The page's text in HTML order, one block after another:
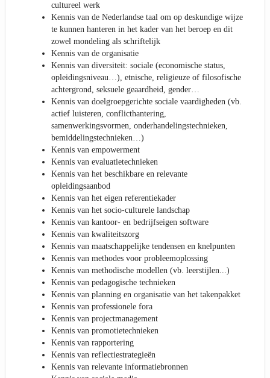
cultureel werk
Kennis van de Nederlandse taal om op deskundige wijze
te kunnen hanteren in het kader van het beroep en dit
zowel mondeling als schriftelijk
Kennis van de organisatie
Kennis van diversiteit: sociale (economische status,
opleidingsniveau…), etnische, religieuze of filosofische
achtergrond, seksuele geaardheid, gender…
Kennis van doelgroepgerichte sociale vaardigheden (vb.
actief luisteren, conflicthantering,
samenwerkingsvormen, onderhandelingstechnieken,
bemiddelingstechnieken…)
Kennis van empowerment
Kennis van evaluatietechnieken
Kennis van het beschikbare en relevante
opleidingsaanbod
Kennis van het eigen referentiekader
Kennis van het socio-culturele landschap
Kennis van kantoor- en bedrijfseigen software
Kennis van kwaliteitszorg
Kennis van maatschappelijke tendensen en knelpunten
Kennis van methodes voor probleemoplossing
Kennis van methodische modellen (vb. leerstijlen...)
Kennis van pedagogische technieken
Kennis van planning en organisatie van het takenpakket
Kennis van professionele fora
Kennis van projectmanagement
Kennis van promotietechnieken
Kennis van rapportering
Kennis van reflectiestrategieën
Kennis van relevante informatiebronnen